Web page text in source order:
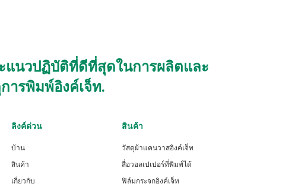
แนวปฏิบัติที่ดีที่สุดในการผลิตและ
ารพิมพ์อิงค์เจ็ท.
ลิงค์ด่วน
บ้าน
สินค้า
เกี่ยวกับ
สินค้า
วัสดุผ้าแคนวาสอิงค์เจ็ท
สื่อวอลเปเปอร์ที่พิมพ์ได้
ฟิล์มกระจกอิงค์เจ็ท